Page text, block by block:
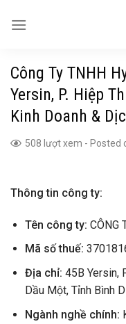
Công Ty TNHH
Yersin, P. Hiệp
Kinh Doanh &
508 lượt xem - Posted
Thông tin công ty:
Tên công ty: CÔNG
Mã số thuế:
Địa chỉ: 45B Yersin,
Dầu Một, Tỉnh Bình
Ngành nghề chính: